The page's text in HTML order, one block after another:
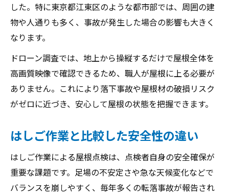
した。特に東京都江東区のような都市部では、周囲の建
物や人通りも多く、事故が発生した場合の影響も大きく
なります。
ドローン調査では、地上から操縦するだけで屋根全体を
高画質映像で確認できるため、職人が屋根に上る必要が
ありません。これにより落下事故や屋根材の破損リスク
がゼロに近づき、安心して屋根の状態を把握できます。
はしご作業と比較した安全性の違い
はしご作業による屋根点検は、点検者自身の安全確保が
重要な課題です。足場の不安定さや急な天候変化などで
バランスを崩しやすく、毎年多くの転落事故が報告され